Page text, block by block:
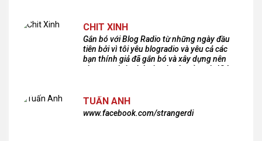
CHIT XINH
Gắn bó với Blog Radio từ những ngày đầu
tiên bởi vì tôi yêu blogradio và yêu cả các
bạn thính giả đã gắn bó và xây dựng nên
chương trình phát thanh xúc cảm này!Cám
TUẤN ANH
www.facebook.com/strangerdi